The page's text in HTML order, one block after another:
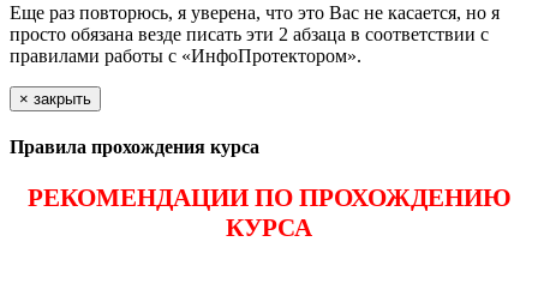
Еще раз повторюсь, я уверена, что это Вас не касается, но я
просто обязана везде писать эти 2 абзаца в соответствии с
правилами работы с «ИнфоПротектором».
× закрыть
Правила прохождения курса
РЕКОМЕНДАЦИИ ПО ПРОХОЖДЕНИЮ
КУРСА